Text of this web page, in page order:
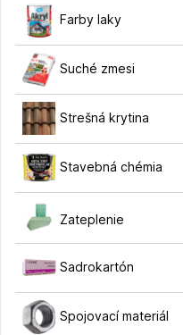
Farby laky
Suché zmesi
Strešná krytina
Stavebná chémia
Zateplenie
Sadrokartón
Spojovací materiál